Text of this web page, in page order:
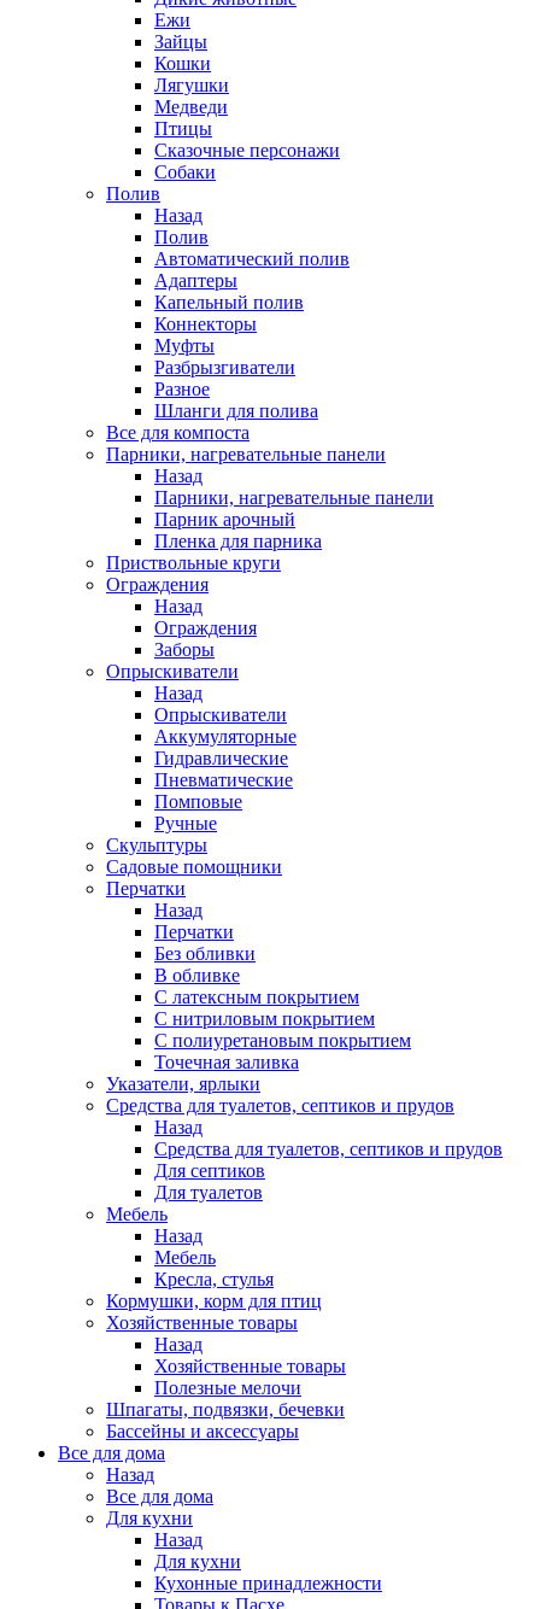
Ежи
Зайцы
Кошки
Лягушки
Медведи
Птицы
Сказочные персонажи
Собаки
Полив
Назад
Полив
Автоматический полив
Адаптеры
Капельный полив
Коннекторы
Муфты
Разбрызгиватели
Разное
Шланги для полива
Все для компоста
Парники, нагревательные панели
Назад
Парники, нагревательные панели
Парник арочный
Пленка для парника
Приствольные круги
Ограждения
Назад
Ограждения
Заборы
Опрыскиватели
Назад
Опрыскиватели
Аккумуляторные
Гидравлические
Пневматические
Помповые
Ручные
Скульптуры
Садовые помощники
Перчатки
Назад
Перчатки
Без обливки
В обливке
С латексным покрытием
С нитриловым покрытием
С полиуретановым покрытием
Точечная заливка
Указатели, ярлыки
Средства для туалетов, септиков и прудов
Назад
Средства для туалетов, септиков и прудов
Для септиков
Для туалетов
Мебель
Назад
Мебель
Кресла, стулья
Кормушки, корм для птиц
Хозяйственные товары
Назад
Хозяйственные товары
Полезные мелочи
Шпагаты, подвязки, бечевки
Бассейны и аксессуары
Все для дома
Назад
Все для дома
Для кухни
Назад
Для кухни
Кухонные принадлежности
Товары к Пасхе